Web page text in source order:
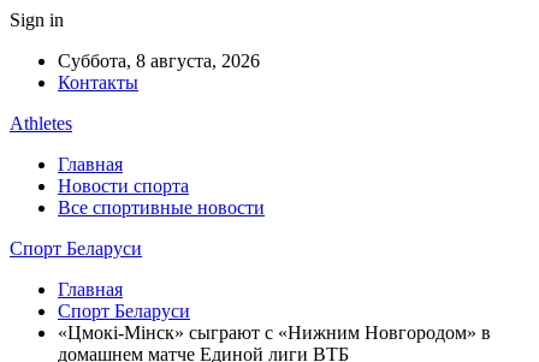
Sign in
Суббота, 8 августа, 2026
Контакты
Athletes
Главная
Новости спорта
Все спортивные новости
Спорт Беларуси
Главная
Спорт Беларуси
«Цмокi-Мiнск» сыграют с «Нижним Новгородом» в
домашнем матче Единой лиги ВТБ